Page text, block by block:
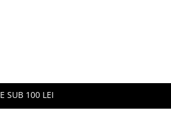
SUB 100 LEI